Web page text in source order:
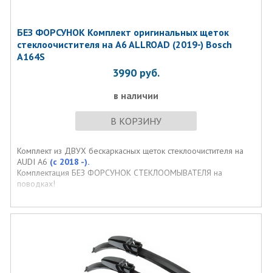
БЕЗ ФОРСУНОК Комплект оригинальных щеток
стеклоочистителя на A6 ALLROAD (2019-) Bosch
A164S
3990 руб.
в наличии
В КОРЗИНУ
Комплект из ДВУХ бескаркасных щеток стеклоочистителя на
AUDI A6 (с 2018 -).
Комплектация БЕЗ ФОРСУНОК СТЕКЛООМЫВАТЕЛЯ на
поводках!